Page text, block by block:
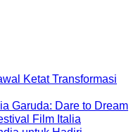
Ketat Transformasi
Garuda: Dare to Dream
Film Italia